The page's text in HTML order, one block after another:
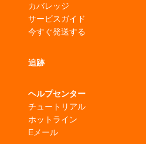
カバレッジ
サービスガイド
今すぐ発送する
追跡
ヘルプセンター
チュートリアル
ホットライン
Eメール